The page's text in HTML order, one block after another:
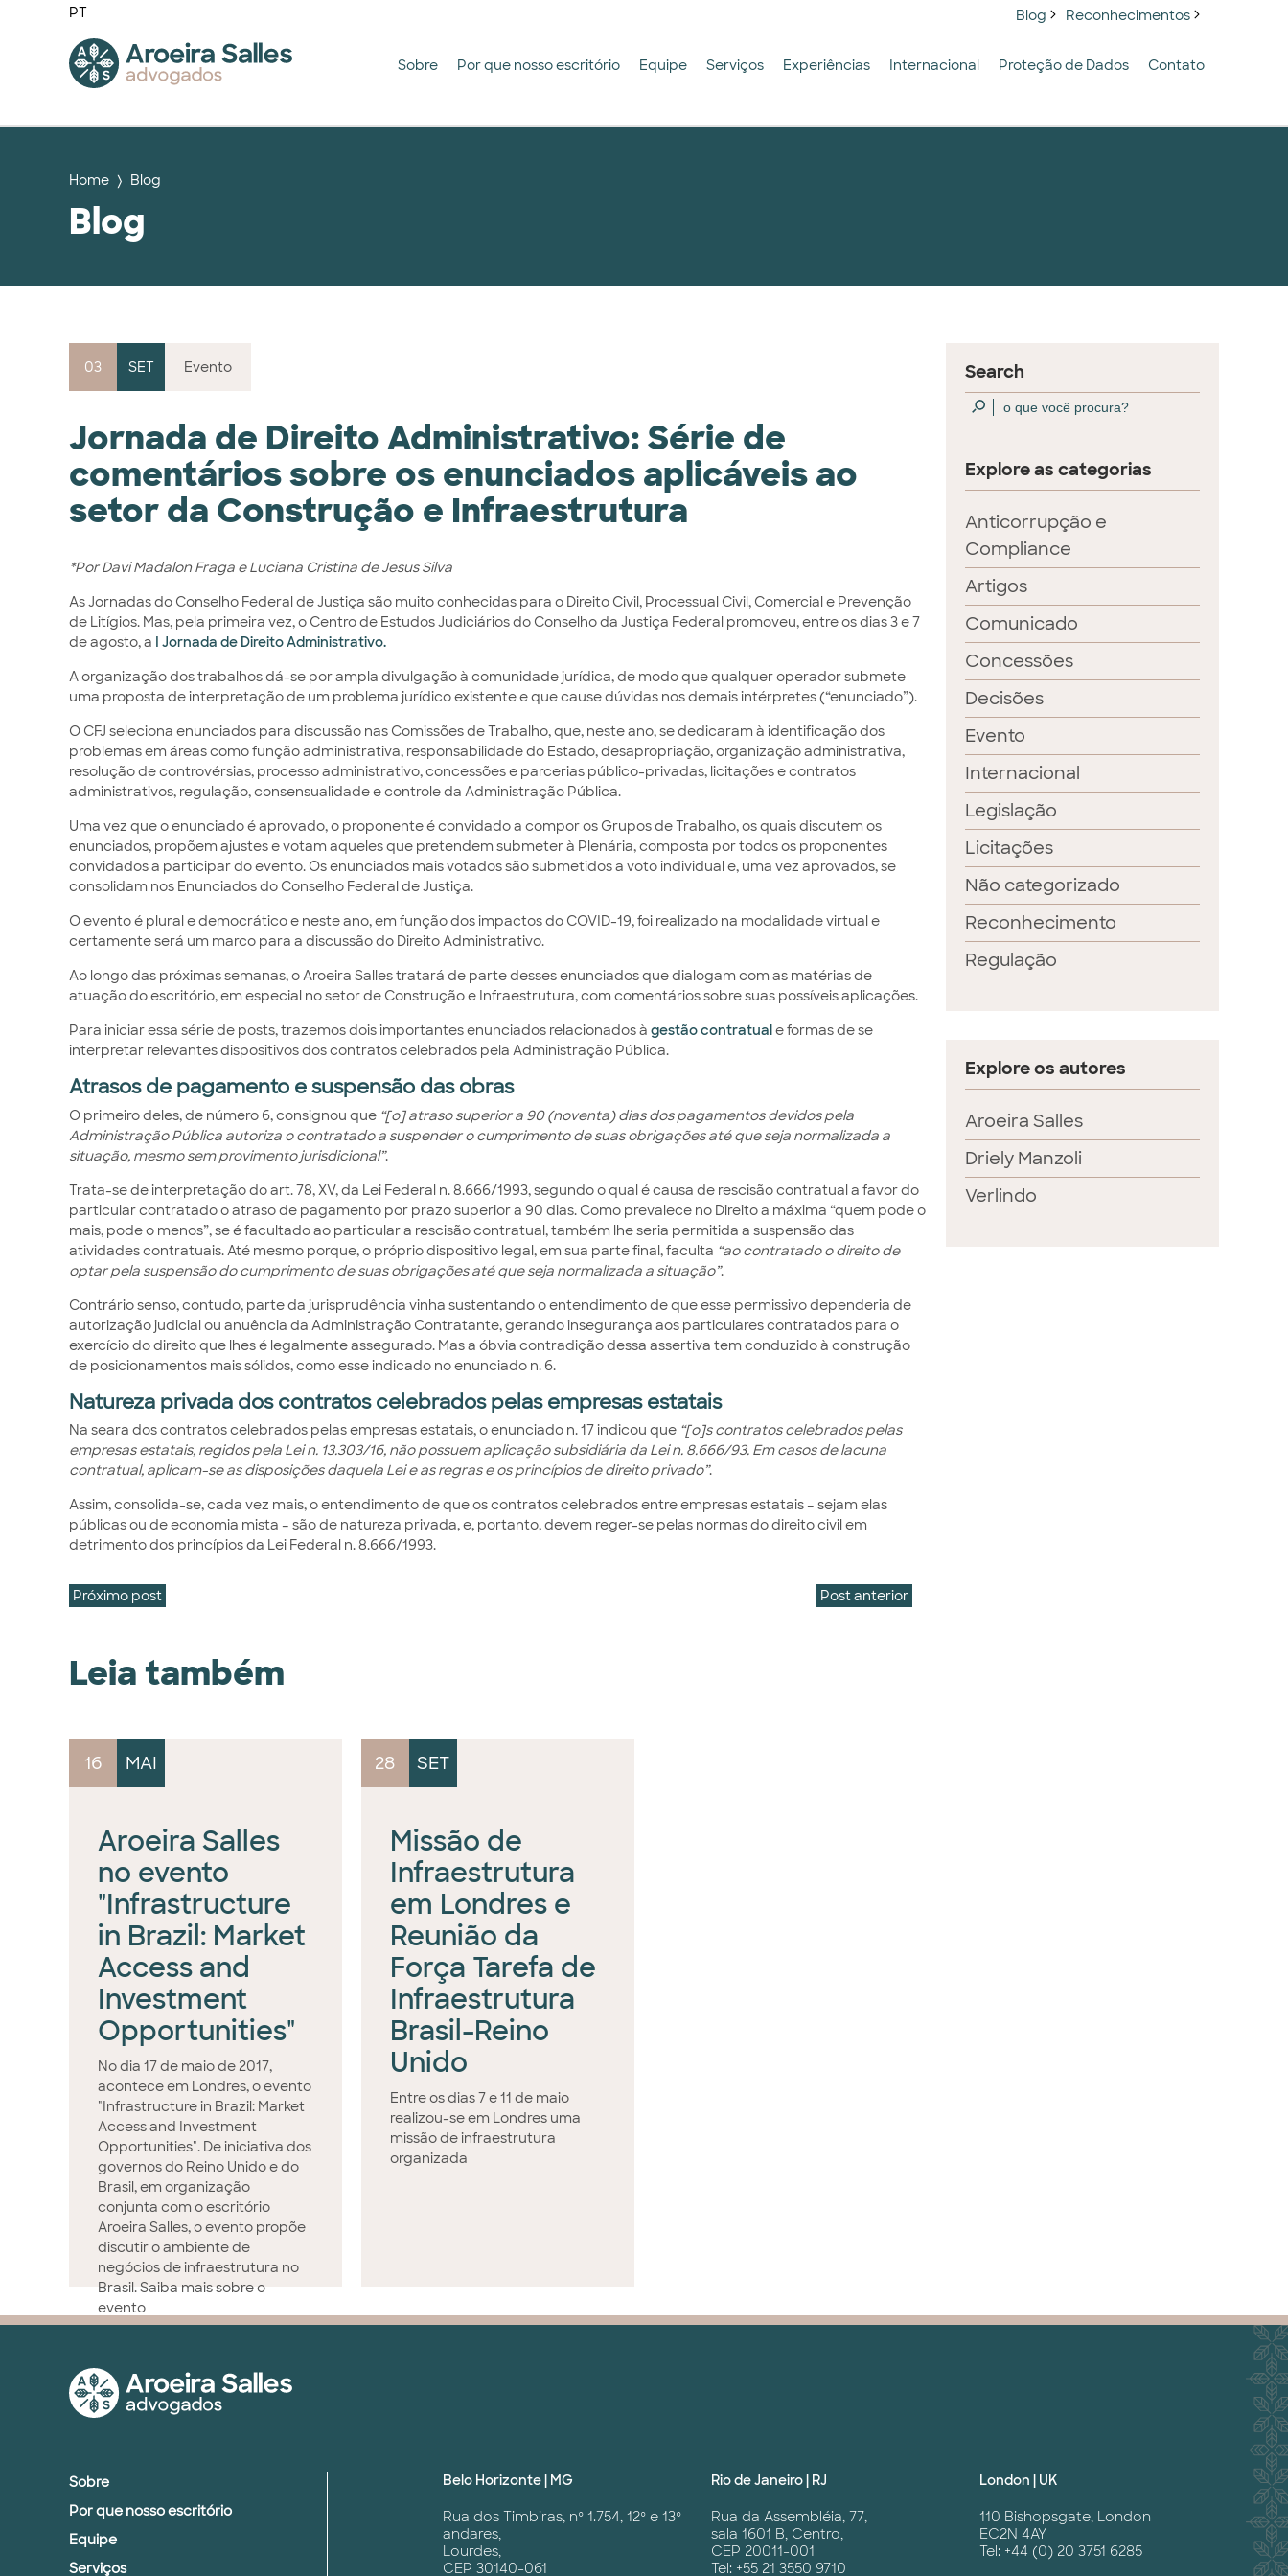
PT Blog Reconhecimentos
Sobre Por que nosso escritório Equipe Serviços Experiências Internacional Proteção de Dados Contato
Home Blog
Blog
Search
Explore as categorias
Anticorrupção e
Compliance
Artigos
Comunicado
Concessões
Decisões
Evento
Internacional
Legislação
Licitações
Não categorizado
Reconhecimento
Regulação
Explore os autores
Aroeira Salles
Driely Manzoli
Verlindo
03 SET Evento
Jornada de Direito Administrativo: Série de
comentários sobre os enunciados aplicáveis ao
setor da Construção e Infraestrutura
*Por Davi Madalon Fraga e Luciana Cristina de Jesus Silva
As Jornadas do Conselho Federal de Justiça são muito conhecidas para o Direito Civil, Processual Civil, Comercial e Prevenção
de Litígios. Mas, pela primeira vez, o Centro de Estudos Judiciários do Conselho da Justiça Federal promoveu, entre os dias 3 e 7
de agosto, a I Jornada de Direito Administrativo.
A organização dos trabalhos dá-se por ampla divulgação à comunidade jurídica, de modo que qualquer operador submete
uma proposta de interpretação de um problema jurídico existente e que cause dúvidas nos demais intérpretes (“enunciado”).
O CFJ seleciona enunciados para discussão nas Comissões de Trabalho, que, neste ano, se dedicaram à identificação dos
problemas em áreas como função administrativa, responsabilidade do Estado, desapropriação, organização administrativa,
resolução de controvérsias, processo administrativo, concessões e parcerias público-privadas, licitações e contratos
administrativos, regulação, consensualidade e controle da Administração Pública.
Uma vez que o enunciado é aprovado, o proponente é convidado a compor os Grupos de Trabalho, os quais discutem os
enunciados, propõem ajustes e votam aqueles que pretendem submeter à Plenária, composta por todos os proponentes
convidados a participar do evento. Os enunciados mais votados são submetidos a voto individual e, uma vez aprovados, se
consolidam nos Enunciados do Conselho Federal de Justiça.
O evento é plural e democrático e neste ano, em função dos impactos do COVID-19, foi realizado na modalidade virtual e
certamente será um marco para a discussão do Direito Administrativo.
Ao longo das próximas semanas, o Aroeira Salles tratará de parte desses enunciados que dialogam com as matérias de
atuação do escritório, em especial no setor de Construção e Infraestrutura, com comentários sobre suas possíveis aplicações.
Para iniciar essa série de posts, trazemos dois importantes enunciados relacionados à gestão contratuale formas de se
interpretar relevantes dispositivos dos contratos celebrados pela Administração Pública.
Atrasos de pagamento e suspensão das obras
O primeiro deles, de número 6, consignou que “[o] atraso superior a 90 (noventa) dias dos pagamentos devidos pela
Administração Pública autoriza o contratado a suspender o cumprimento de suas obrigações até que seja normalizada a
situação, mesmo sem provimento jurisdicional”.
Trata-se de interpretação do art. 78, XV, da Lei Federal n. 8.666/1993, segundo o qual é causa de rescisão contratual a favor do
particular contratado o atraso de pagamento por prazo superior a 90 dias. Como prevalece no Direito a máxima “quem pode o
mais, pode o menos”, se é facultado ao particular a rescisão contratual, também lhe seria permitida a suspensão das
atividades contratuais. Até mesmo porque, o próprio dispositivo legal, em sua parte final, faculta “ao contratado o direito de
optar pela suspensão do cumprimento de suas obrigações até que seja normalizada a situação”.
Contrário senso, contudo, parte da jurisprudência vinha sustentando o entendimento de que esse permissivo dependeria de
autorização judicial ou anuência da Administração Contratante, gerando insegurança aos particulares contratados para o
exercício do direito que lhes é legalmente assegurado. Mas a óbvia contradição dessa assertiva tem conduzido à construção
de posicionamentos mais sólidos, como esse indicado no enunciado n. 6.
Natureza privada dos contratos celebrados pelas empresas estatais
Na seara dos contratos celebrados pelas empresas estatais, o enunciado n. 17 indicou que “[o]s contratos celebrados pelas
empresas estatais, regidos pela Lei n. 13.303/16, não possuem aplicação subsidiária da Lei n. 8.666/93. Em casos de lacuna
contratual, aplicam-se as disposições daquela Lei e as regras e os princípios de direito privado”.
Assim, consolida-se, cada vez mais, o entendimento de que os contratos celebrados entre empresas estatais – sejam elas
públicas ou de economia mista – são de natureza privada, e, portanto, devem reger-se pelas normas do direito civil em
detrimento dos princípios da Lei Federal n. 8.666/1993.
Próximo post Post anterior
Leia também
16 MAI
Aroeira Salles
no evento
"Infrastructure
in Brazil: Market
Access and
Investment
Opportunities"
No dia 17 de maio de 2017,
acontece em Londres, o evento
"Infrastructure in Brazil: Market
Access and Investment
Opportunities". De iniciativa dos
governos do Reino Unido e do
Brasil, em organização
conjunta com o escritório
Aroeira Salles, o evento propõe
discutir o ambiente de
negócios de infraestrutura no
Brasil. Saiba mais sobre o
evento
28 SET
Missão de
Infraestrutura
em Londres e
Reunião da
Força Tarefa de
Infraestrutura
Brasil-Reino
Unido
Entre os dias 7 e 11 de maio
realizou-se em Londres uma
missão de infraestrutura
organizada
Sobre
Por que nosso escritório
Equipe
Serviços
Belo Horizonte | MG
Rua dos Timbiras, nº 1.754, 12º e 13º
andares,
Lourdes,
CEP 30140-061
Rio de Janeiro | RJ
Rua da Assembléia, 77,
sala 1601 B, Centro,
CEP 20011-001
Tel: +55 21 3550 9710
London | UK
110 Bishopsgate, London
EC2N 4AY
Tel: +44 (0) 20 3751 6285